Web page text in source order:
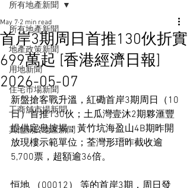
所有地產新聞
地產政策新聞
用地新聞
住宅市場新聞
工商舖市場新聞
其他關於地產新聞
所有地產新聞
首岸3期周日首推130伙折實
699萬起 [香港經濟日報]
2026-05-07
May 7 2 min read
新盤搶客戰升溫，紅磡首岸3期周日（10
日）首推130伙；土瓜灣壹沐2期夥滙豐
提供定息按揭；黃竹坑海盈山4B期昨開
放現樓示範單位；荃灣形瑨昨截收逾
5,700票，超額逾36倍。
恒地 （00012） 等的首岸3期，周日發